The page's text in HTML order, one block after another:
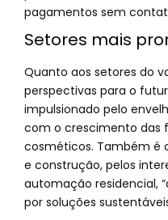
pagamentos sem
Setores mais
Quanto aos setores do
perspectivas para o
impulsionado pelo
com o crescimento das
cosméticos. Também é
e construção, pelos
automação residencial,
por soluções